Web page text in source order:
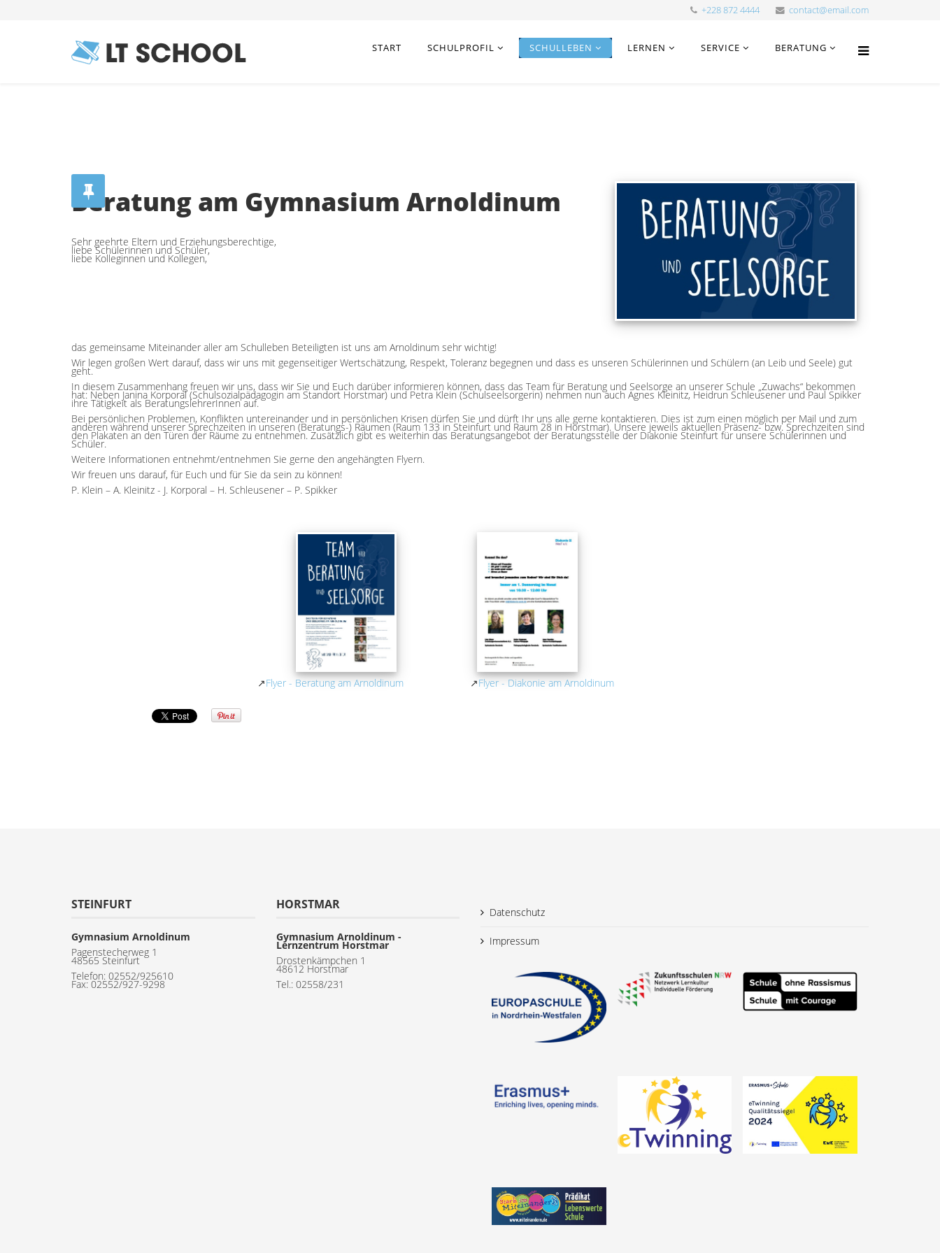
+228 872 4444 contact@email.com
START SCHULPROFIL SCHULLEBEN LERNEN SERVICE BERATUNG
Beratung am Gymnasium Arnoldinum
Sehr geehrte Eltern und Erziehungsberechtige,
liebe Schülerinnen und Schüler,
liebe Kolleginnen und Kollegen,
das gemeinsame Miteinander aller am Schulleben Beteiligten ist uns am Arnoldinum sehr wichtig!
Wir legen großen Wert darauf, dass wir uns mit gegenseitiger Wertschätzung, Respekt, Toleranz begegnen und dass es unseren Schülerinnen und Schülern (an Leib und Seele) gut
geht.
In diesem Zusammenhang freuen wir uns, dass wir Sie und Euch darüber informieren können, dass das Team für Beratung und Seelsorge an unserer Schule „Zuwachs“ bekommen
hat: Neben Janina Korporal (Schulsozialpädagogin am Standort Horstmar) und Petra Klein (Schulseelsorgerin) nehmen nun auch Agnes Kleinitz, Heidrun Schleusener und Paul Spikker
ihre Tätigkeit als BeratungslehrerInnen auf.
Bei persönlichen Problemen, Konflikten untereinander und in persönlichen Krisen dürfen Sie und dürft Ihr uns alle gerne kontaktieren. Dies ist zum einen möglich per Mail und zum
anderen während unserer Sprechzeiten in unseren (Beratungs-) Räumen (Raum 133 in Steinfurt und Raum 28 in Horstmar). Unsere jeweils aktuellen Präsenz- bzw. Sprechzeiten sind
den Plakaten an den Türen der Räume zu entnehmen. Zusätzlich gibt es weiterhin das Beratungsangebot der Beratungsstelle der Diakonie Steinfurt für unsere Schülerinnen und
Schüler.
Weitere Informationen entnehmt/entnehmen Sie gerne den angehängten Flyern.
Wir freuen uns darauf, für Euch und für Sie da sein zu können!
P. Klein – A. Kleinitz - J. Korporal – H. Schleusener – P. Spikker
↗Flyer - Beratung am Arnoldinum ↗Flyer - Diakonie am Arnoldinum
STEINFURT
Gymnasium Arnoldinum
Pagenstecherweg 1
48565 Steinfurt
Telefon: 02552/925610
Fax: 02552/927-9298
HORSTMAR
Gymnasium Arnoldinum -
Lernzentrum Horstmar
Drostenkämpchen 1
48612 Horstmar
Tel.: 02558/231
Datenschutz
Impressum